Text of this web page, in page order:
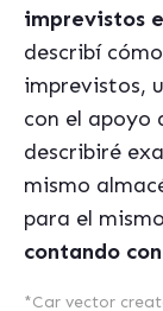
imprevistos
describí
imprevistos,
con el apoyo
describiré
mismo
para el
contando
*Car vector